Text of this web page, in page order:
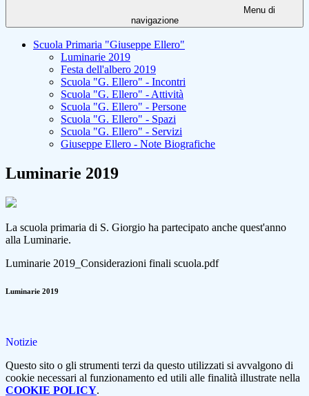
Menu di
navigazione
Scuola Primaria "Giuseppe Ellero"
Luminarie 2019
Festa dell'albero 2019
Scuola "G. Ellero" - Incontri
Scuola "G. Ellero" - Attività
Scuola "G. Ellero" - Persone
Scuola "G. Ellero" - Spazi
Scuola "G. Ellero" - Servizi
Giuseppe Ellero - Note Biografiche
Luminarie 2019
La scuola primaria di S. Giorgio ha partecipato anche quest'anno
alla Luminarie.
Luminarie 2019_Considerazioni finali scuola.pdf
Luminarie 2019
Notizie
Questo sito o gli strumenti terzi da questo utilizzati si avvalgono di
cookie necessari al funzionamento ed utili alle finalità illustrate nella
COOKIE POLICY.